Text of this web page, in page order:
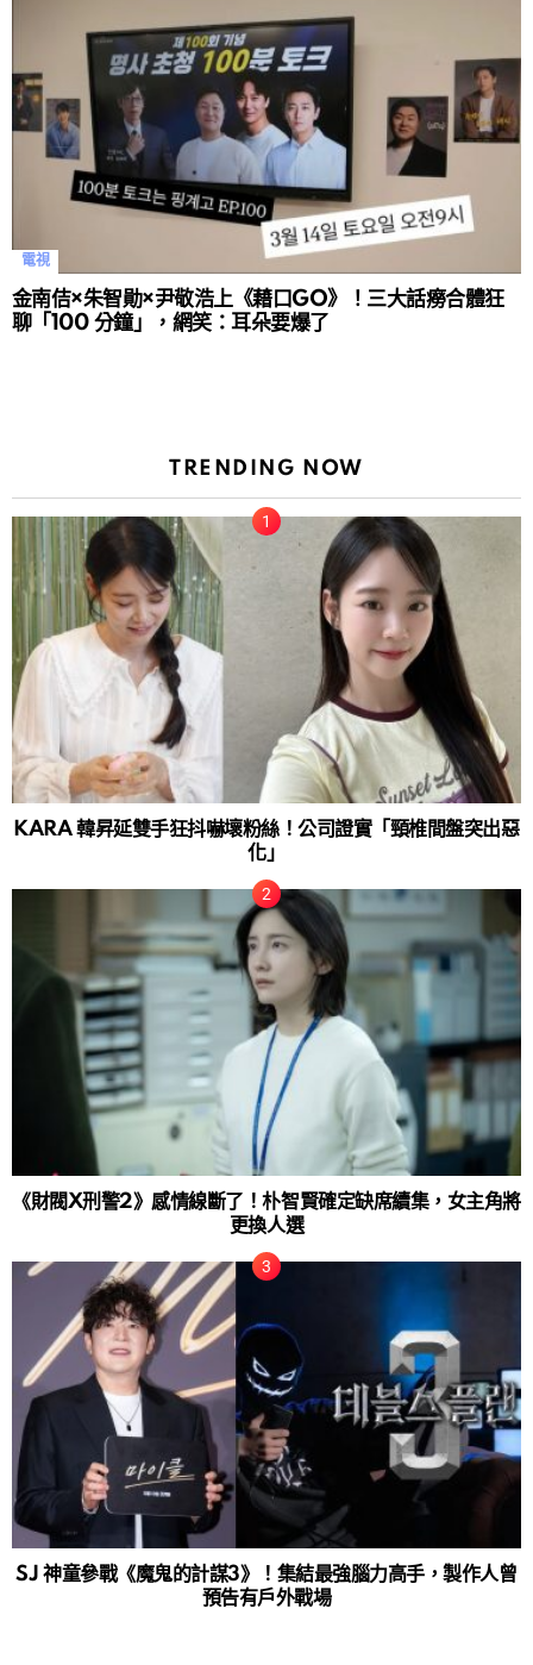
電視
金南佶×朱智勛×尹敬浩上《藉口GO》！三大話癆合體狂
聊「100 分鐘」，網笑：耳朵要爆了
TRENDING NOW
KARA 韓昇延雙手狂抖嚇壞粉絲！公司證實「頸椎間盤突出惡
化」
《財閥X刑警2》感情線斷了！朴智賢確定缺席續集，女主角將
更換人選
SJ 神童參戰《魔鬼的計謀3》！集結最強腦力高手，製作人曾
預告有戶外戰場